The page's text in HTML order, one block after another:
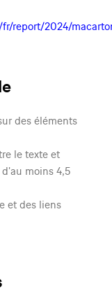
report/2024/
des éléments
le texte et
moins 4,5
et des liens